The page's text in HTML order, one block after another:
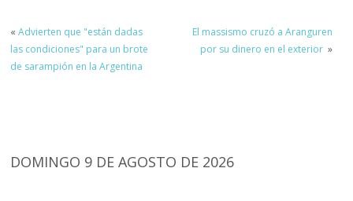
«Advierten que "están dadas
las condiciones" para un brote
de sarampión en la Argentina
El massismo cruzó a Aranguren
por su dinero en el exterior »
DOMINGO 9 DE AGOSTO DE 2026